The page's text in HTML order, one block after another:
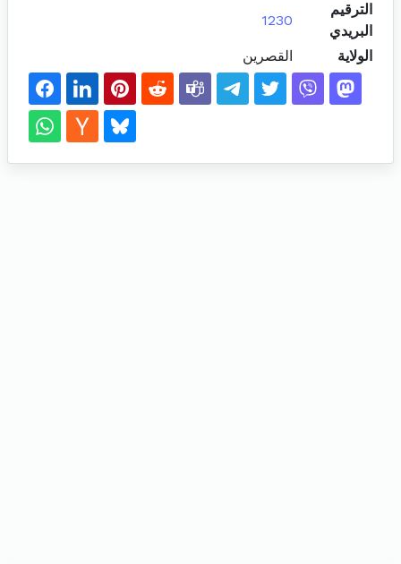
الترقيم
البريدي
1230
الولاية القصرين